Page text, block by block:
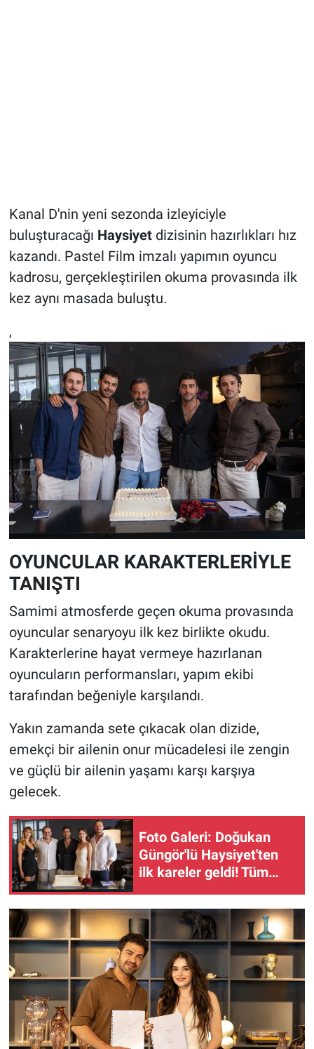
Kanal D'nin yeni sezonda izleyiciyle
buluşturacağı Haysiyetdizisinin hazırlıkları hız
kazandı. Pastel Film imzalı yapımın oyuncu
kadrosu, gerçekleştirilen okuma provasında ilk
kez aynı masada buluştu.
,
OYUNCULAR KARAKTERLERİYLE
TANIŞTI
Samimi atmosferde geçen okuma provasında
oyuncular senaryoyu ilk kez birlikte okudu.
Karakterlerine hayat vermeye hazırlanan
oyuncuların performansları, yapım ekibi
tarafından beğeniyle karşılandı.
Yakın zamanda sete çıkacak olan dizide,
emekçi bir ailenin onur mücadelesi ile zengin
ve güçlü bir ailenin yaşamı karşı karşıya
gelecek.
Foto Galeri: Doğukan
Güngör'lü Haysiyet'ten
ilk kareler geldi! Tüm